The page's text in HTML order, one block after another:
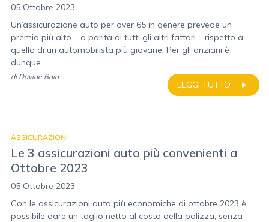
05 Ottobre 2023
Un’assicurazione auto per over 65 in genere prevede un
premio più alto – a parità di tutti gli altri fattori – rispetto a
quello di un automobilista più giovane. Per gli anziani è
dunque...
LEGGI TUTTO
di Davide Raia
ASSICURAZIONI
Le 3 assicurazioni auto più convenienti a
Ottobre 2023
05 Ottobre 2023
Con le assicurazioni auto più economiche di ottobre 2023 è
possibile dare un taglio netto al costo della polizza, senza